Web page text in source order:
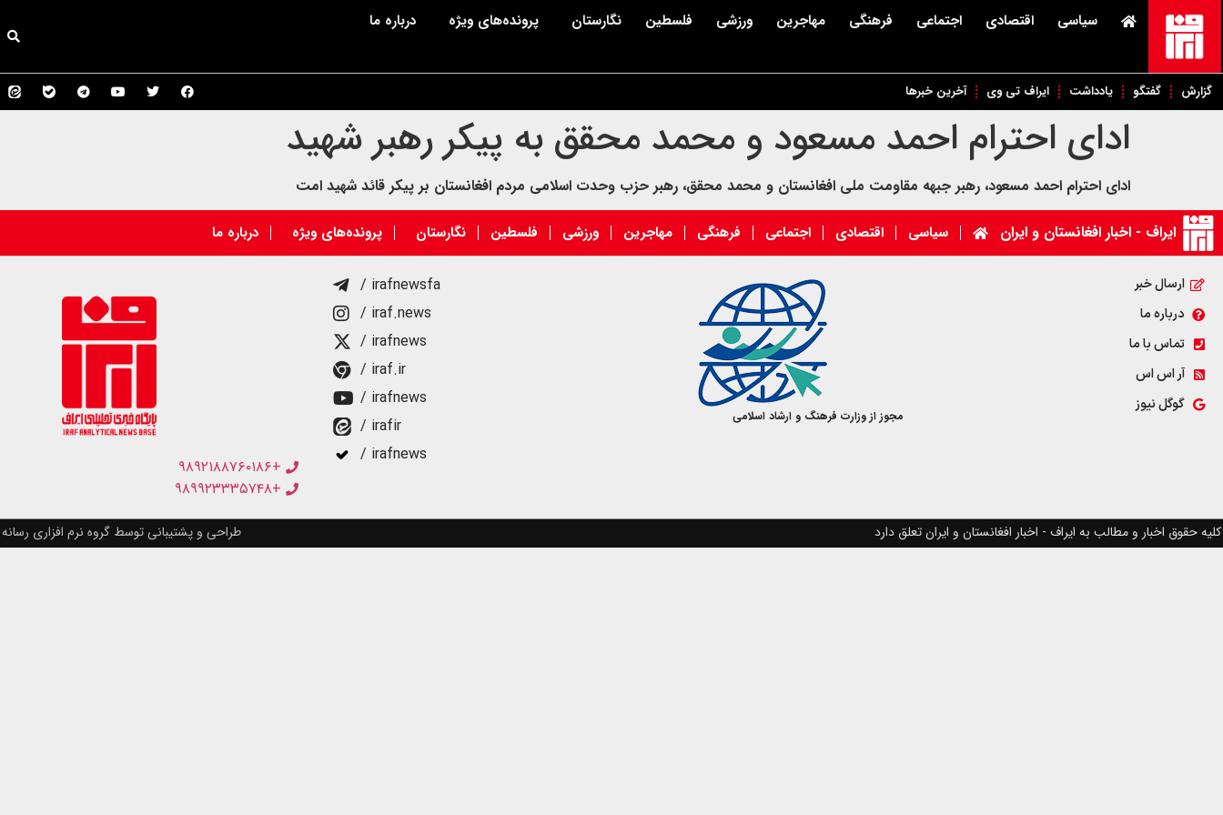
سیاسی اقتصادی اجتماعی فرهنگی مهاجرین ورزشی فلسطین نگارستان پرونده‌های ویژه درباره ما
گزارش گفتگو یادداشت ایراف تی وی آخرین خبرها
ادای احترام احمد مسعود و محمد محقق به پیکر رهبر شهید
ادای احترام احمد مسعود، رهبر جبهه مقاومت ملی افغانستان و محمد محقق، رهبر حزب وحدت اسلامی مردم افغانستان بر پیکر قائد شهید امت
ایراف - اخبار افغانستان و ایران سیاسی اقتصادی اجتماعی فرهنگی مهاجرین ورزشی فلسطین نگارستان پرونده‌های ویژه درباره ما
ارسال خبر
درباره ما
تماس با ما
آر اس اس
گوگل نیوز
مجوز از وزارت فرهنگ و ارشاد اسلامی
/ irafnewsfa
/ iraf.news
/ irafnews
/ iraf.ir
/ irafnews
/ irafir
/ irafnews
+۹۸۹۲۱۸۸۷۶۰۱۸۶
+۹۸۹۹۲۳۳۳۵۷۴۸
کلیه حقوق اخبار و مطالب به ایراف - اخبار افغانستان و ایران تعلق دارد طراحی و پشتیبانی توسط گروه نرم افزاری رسانه